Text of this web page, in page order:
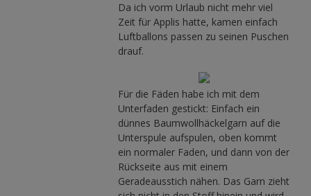
Da ich vorm Urlaub nicht mehr viel
Zeit für Applis hatte, kamen einfach
Luftballons passen zu seinen Puschen
drauf.
Für die Fäden habe ich mit dem
Unterfaden gestickt: Einfach ein
dünnes Baumwollhäckelgarn auf die
Unterspule aufspulen, oben kommt
ein normaler Faden, und dann von der
Rückseite aus mit einem
Geradeausstich nähen. Das Garn zieht